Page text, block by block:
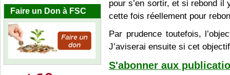
Faire un Don à FSC
pour s’en sortir, et si rebond
cette fois réellement pour
Par prudence toutefois,
J’aviserai ensuite si cet
S'abonner aux